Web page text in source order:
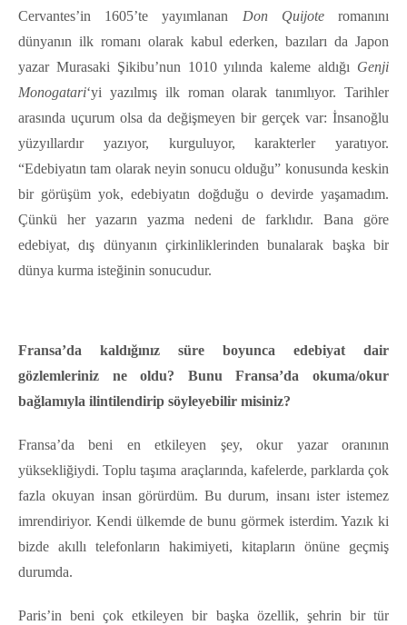
Cervantes’in 1605’te yayımlanan Don Quijoteromanını
dünyanın ilk romanı olarak kabul ederken, bazıları da Japon
yazar Murasaki Şikibu’nun 1010 yılında kaleme aldığı Genji
Monogatari‘yi yazılmış ilk roman olarak tanımlıyor. Tarihler
arasında uçurum olsa da değişmeyen bir gerçek var: İnsanoğlu
yüzyıllardır yazıyor, kurguluyor, karakterler yaratıyor.
“Edebiyatın tam olarak neyin sonucu olduğu” konusunda keskin
bir görüşüm yok, edebiyatın doğduğu o devirde yaşamadım.
Çünkü her yazarın yazma nedeni de farklıdır. Bana göre
edebiyat, dış dünyanın çirkinliklerinden bunalarak başka bir
dünya kurma isteğinin sonucudur.
Fransa’da kaldığınız süre boyunca edebiyat dair
gözlemleriniz ne oldu? Bunu Fransa’da okuma/okur
bağlamıyla ilintilendirip söyleyebilir misiniz?
Fransa’da beni en etkileyen şey, okur yazar oranının
yüksekliğiydi. Toplu taşıma araçlarında, kafelerde, parklarda çok
fazla okuyan insan görürdüm. Bu durum, insanı ister istemez
imrendiriyor. Kendi ülkemde de bunu görmek isterdim. Yazık ki
bizde akıllı telefonların hakimiyeti, kitapların önüne geçmiş
durumda.
Paris’in beni çok etkileyen bir başka özellik, şehrin bir tür